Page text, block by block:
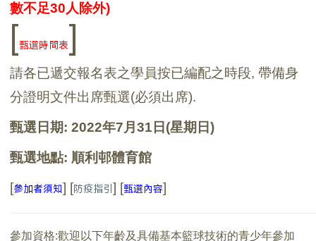
數不足30人除外)
[甄選時間表]
請各已遞交報名表之學員按已編配之時段, 帶備身
分證明文件出席甄選(必須出席).
甄選日期: 2022年7月31日(星期日)
甄選地點: 順利邨體育館
[參加者須知] [防疫指引 ] [甄選內容]
參加資格:歡迎以下年齡及具備基本籃球技術的青少年參加